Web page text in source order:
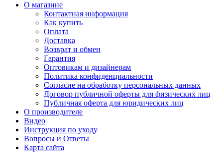
О магазине
Контактная информация
Как купить
Оплата
Доставка
Возврат и обмен
Гарантия
Оптовикам и дизайнерам
Политика конфиденциальности
Согласие на обработку персональных данных
Договор публичной оферты для физических лиц
Публичная оферта для юридических лиц
О производителе
Видео
Инструкция по уходу
Вопросы и Ответы
Карта сайта